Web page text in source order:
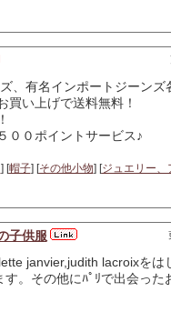
、有名インポートジーン
買い上げで送料無料！
００ポイントサービス♪
] [帽子] [その他小物] [ジュエリー、
子供服
janvier,judith lacroixをは
。その他にﾊﾟﾘで出会った